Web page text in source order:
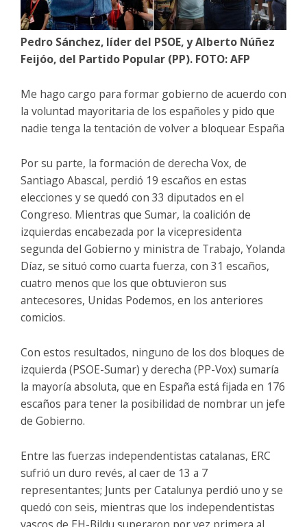
Pedro Sánchez, líder del PSOE, y Alberto Núñez
Feijóo, del Partido Popular (PP). FOTO: AFP
Me hago cargo para formar gobierno de acuerdo con
la voluntad mayoritaria de los españoles y pido que
nadie tenga la tentación de volver a bloquear España
Por su parte, la formación de derecha Vox, de
Santiago Abascal, perdió 19 escaños en estas
elecciones y se quedó con 33 diputados en el
Congreso. Mientras que Sumar, la coalición de
izquierdas encabezada por la vicepresidenta
segunda del Gobierno y ministra de Trabajo, Yolanda
Díaz, se situó como cuarta fuerza, con 31 escaños,
cuatro menos que los que obtuvieron sus
antecesores, Unidas Podemos, en los anteriores
comicios.
Con estos resultados, ninguno de los dos bloques de
izquierda (PSOE-Sumar) y derecha (PP-Vox) sumaría
la mayoría absoluta, que en España está fijada en 176
escaños para tener la posibilidad de nombrar un jefe
de Gobierno.
Entre las fuerzas independentistas catalanas, ERC
sufrió un duro revés, al caer de 13 a 7
representantes; Junts per Catalunya perdió uno y se
quedó con seis, mientras que los independentistas